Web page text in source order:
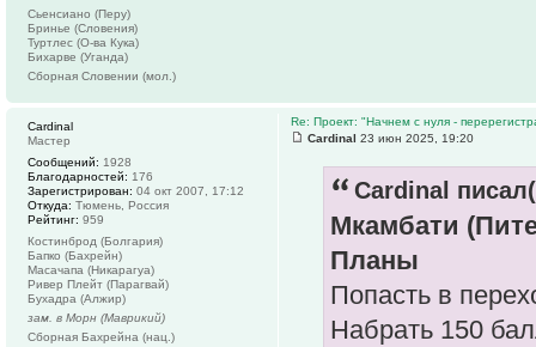
Сьенсиано (Перу)
Бринье (Словения)
Туртлес (О-ва Кука)
Бихарве (Уганда)
Сборная Словении (мол.)
Re: Проект: "Начнем с нуля -
Cardinal 23 июн 2025, 19:20
Cardinal
Мкамбати
Планы
Попасть в
Набрать 150
Cardinal
Мастер
Сообщений: 1928
Благодарностей: 176
Зарегистрирован: 04 окт 2007, 17:12
Откуда: Тюмень, Россия
Рейтинг: 959
Костинброд (Болгария)
Бапко (Бахрейн)
Масачапа (Никарагуа)
Ривер Плейт (Парагвай)
Бухадра (Алжир)
зам. в Морн (Маврикий)
Сборная Бахрейна (нац.)